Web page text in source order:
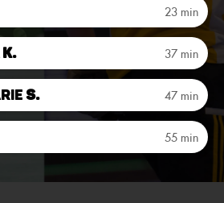
23 min
K. 37 min
S. 47 min
55 min